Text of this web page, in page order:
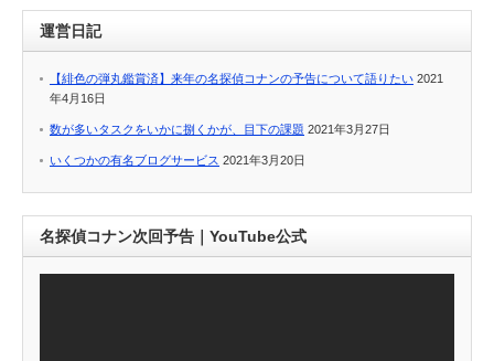
運営日記
【緋色の弾丸鑑賞済】来年の名探偵コナンの予告について語りたい 2021
年4月16日
数が多いタスクをいかに捌くかが、目下の課題 2021年3月27日
いくつかの有名ブログサービス 2021年3月20日
名探偵コナン次回予告｜YouTube公式